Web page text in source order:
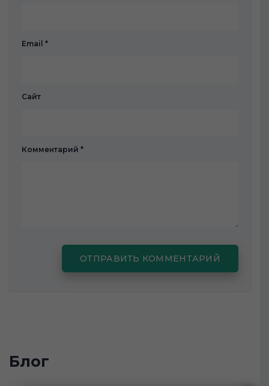
Комментарий *
Email *
Сайт
Блог